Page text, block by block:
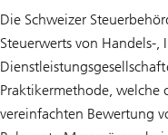
Die Schweizer
Steuerwerts von Handels-,
Praktikermethode, welche
vereinfachten Bewertung